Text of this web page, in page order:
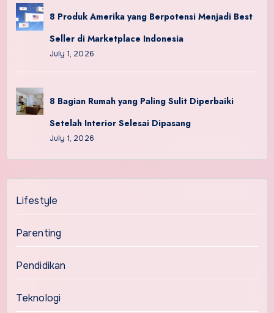
8 Produk Amerika yang Berpotensi Menjadi Best
Seller di Marketplace Indonesia
July 1, 2026
8 Bagian Rumah yang Paling Sulit Diperbaiki
Setelah Interior Selesai Dipasang
July 1, 2026
Lifestyle
Parenting
Pendidikan
Teknologi